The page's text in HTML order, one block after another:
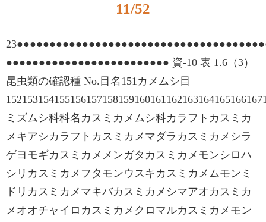
11/52
●●●●●●●●●●●●●●●●●●●●●●●●● 資-10 表 1.6（3）
昆虫類の確認種 No.目名151カメムシ目
ミズムシ科科名カスミカメムシ科カラフトカスミカ
メキアシカラフトカスミカメマダラカスミカメシラ
ゲヨモギカスミカメメンガタカスミカメモンシロハ
シリカスミカメフタモンウスキカスミカメムモンミ
ドリカスミカメマキバカスミカメシマアオカスミカ
メオオチャイロカスミカメクロマルカスミカメモン